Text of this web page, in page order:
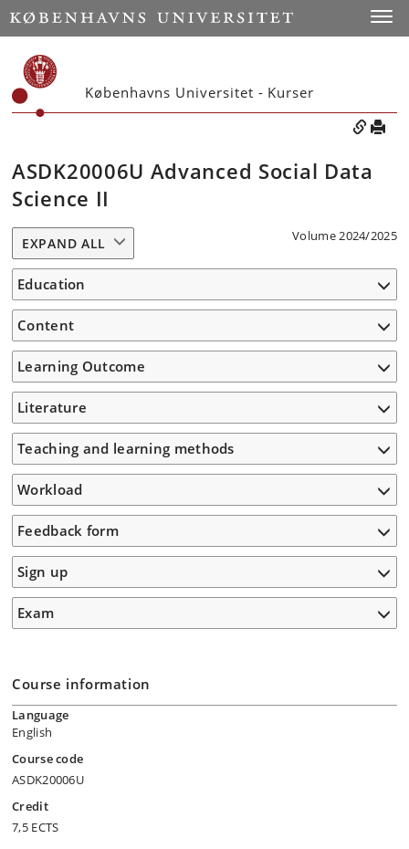
Københavns Universitet - Kurser
ASDK20006U Advanced Social Data
Science II
Volume 2024/2025
EXPAND ALL
Education
Content
Learning Outcome
Literature
Teaching and learning methods
Workload
Feedback form
Sign up
Exam
Course information
Language
English
Course code
ASDK20006U
Credit
7,5 ECTS